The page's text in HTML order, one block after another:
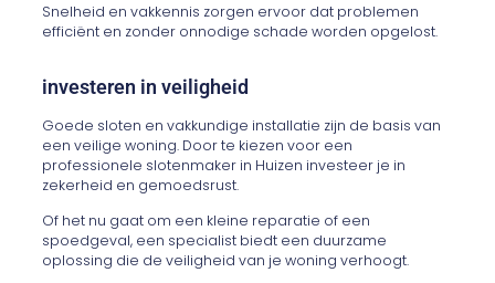
Snelheid en vakkennis zorgen ervoor dat problemen
efficiënt en zonder onnodige schade worden opgelost.
investeren in veiligheid
Goede sloten en vakkundige installatie zijn de basis van
een veilige woning. Door te kiezen voor een
professionele slotenmaker in Huizen investeer je in
zekerheid en gemoedsrust.
Of het nu gaat om een kleine reparatie of een
spoedgeval, een specialist biedt een duurzame
oplossing die de veiligheid van je woning verhoogt.